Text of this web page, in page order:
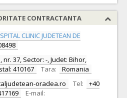
CONTRACTANTA
SPITAL CLINIC JUDETEAN DE
37, Sector: -, Judet: Bihor,
410167
Tara:
Romania
oradea.ro Tel:
+40
E-mail: